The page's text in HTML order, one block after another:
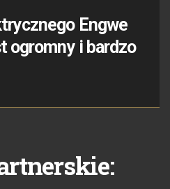
Engwe
ogromny i bardzo